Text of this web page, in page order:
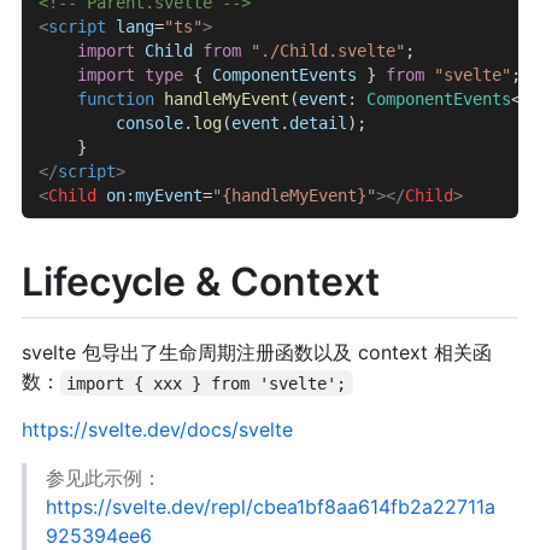
<script lang="ts">
    import
Child from "./Child.svelte" ;
    import
type { ComponentEvents } from "svelte" ;
    function
handleMyEvent (event : ComponentEvents<
        console
. log(event . detail );
    }
</script>
<Child on:myEvent="{handleMyEvent}"></Child>
Lifecycle & Context
svelte 包导出了生命周期注册函数以及 context 相关函
数：
import { xxx } from 'svelte';
https://svelte.dev/docs/svelte
参见此示例：
https://svelte.dev/repl/cbea1bf8aa614fb2a22711a
925394ee6